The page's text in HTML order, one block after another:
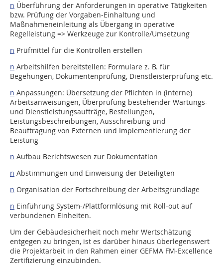
n Überführung der Anforderungen in operative Tätigkeiten
bzw. Prüfung der Vorgaben-Einhaltung und
Maßnahmeneinleitung als Übergang in operative
Regelleistung => Werkzeuge zur Kontrolle/Umsetzung
n Prüfmittel für die Kontrollen erstellen
n Arbeitshilfen bereitstellen: Formulare z. B. für
Begehungen, Dokumentenprüfung, Dienstleisterprüfung etc.
n Anpassungen: Übersetzung der Pflichten in (interne)
Arbeitsanweisungen, Überprüfung bestehender Wartungs-
und Dienstleistungsaufträge, Bestellungen,
Leistungsbeschreibungen, Ausschreibung und
Beauftragung von Externen und Implementierung der
Leistung
n Aufbau Berichtswesen zur Dokumentation
n Abstimmungen und Einweisung der Beteiligten
n Organisation der Fortschreibung der Arbeitsgrundlage
n Einführung System-/Plattformlösung mit Roll-out auf
verbundenen Einheiten.
Um der Gebäudesicherheit noch mehr Wertschätzung
entgegen zu bringen, ist es darüber hinaus überlegenswert
die Projektarbeit in den Rahmen einer GEFMA FM-Excellence
Zertifizierung einzubinden.